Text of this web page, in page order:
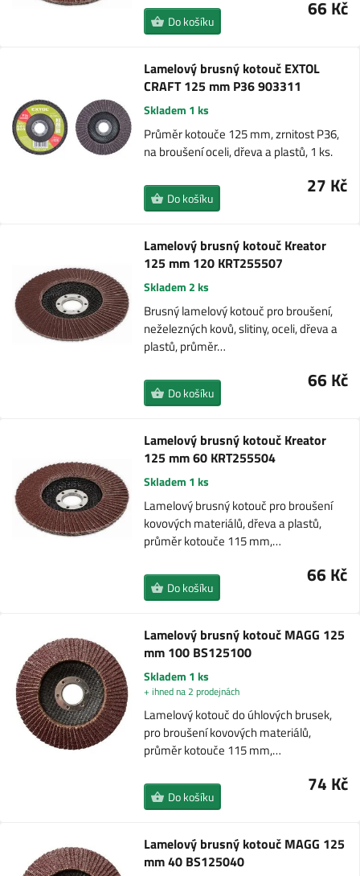
66 Kč
Do košíku
Lamelový brusný kotouč EXTOL
CRAFT 125 mm P36 903311
Skladem 1 ks
Průměr kotouče 125 mm, zrnitost P36,
na broušení oceli, dřeva a plastů, 1 ks.
27 Kč
Do košíku
Lamelový brusný kotouč Kreator
125 mm 120 KRT255507
Skladem 2 ks
Brusný lamelový kotouč pro broušení,
neželezných kovů, slitiny, oceli, dřeva a
plastů, průměr…
66 Kč
Do košíku
Lamelový brusný kotouč Kreator
125 mm 60 KRT255504
Skladem 1 ks
Lamelový brusný kotouč pro broušení
kovových materiálů, dřeva a plastů,
průměr kotouče 115 mm,…
66 Kč
Do košíku
Lamelový brusný kotouč MAGG 125
mm 100 BS125100
Skladem 1 ks
+ ihned na 2 prodejnách
Lamelový kotouč do úhlových brusek,
pro broušení kovových materiálů,
průměr kotouče 115 mm,…
74 Kč
Do košíku
Lamelový brusný kotouč MAGG 125
mm 40 BS125040